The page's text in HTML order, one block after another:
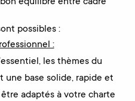
possibles :
:
les thèmes du
une base solide, rapide et
adaptés à votre charte